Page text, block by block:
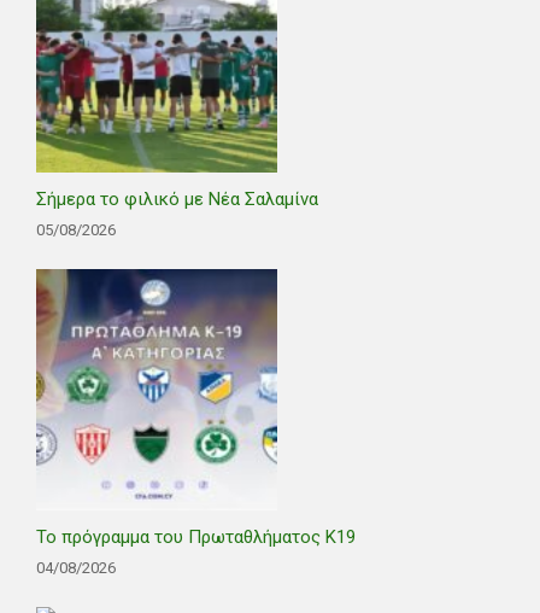
Σήμερα το φιλικό με Νέα Σαλαμίνα
05/08/2026
Το πρόγραμμα του Πρωταθλήματος Κ19
04/08/2026